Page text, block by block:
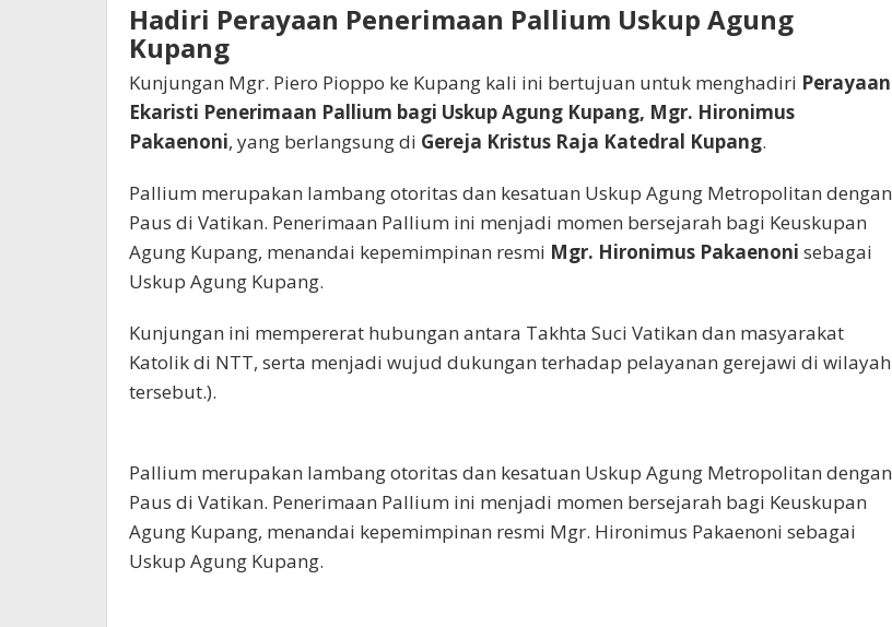
Hadiri Perayaan Penerimaan Pallium Uskup Agung
Kupang
Kunjungan Mgr. Piero Pioppo ke Kupang kali ini bertujuan untuk menghadiri Perayaan
Ekaristi Penerimaan Pallium bagi Uskup Agung Kupang, Mgr. Hironimus
Pakaenoni, yang berlangsung di Gereja Kristus Raja Katedral Kupang.
Pallium merupakan lambang otoritas dan kesatuan Uskup Agung Metropolitan dengan
Paus di Vatikan. Penerimaan Pallium ini menjadi momen bersejarah bagi Keuskupan
Agung Kupang, menandai kepemimpinan resmi Mgr. Hironimus Pakaenoni sebagai
Uskup Agung Kupang.
Kunjungan ini mempererat hubungan antara Takhta Suci Vatikan dan masyarakat
Katolik di NTT, serta menjadi wujud dukungan terhadap pelayanan gerejawi di wilayah
tersebut.).
Pallium merupakan lambang otoritas dan kesatuan Uskup Agung Metropolitan dengan
Paus di Vatikan. Penerimaan Pallium ini menjadi momen bersejarah bagi Keuskupan
Agung Kupang, menandai kepemimpinan resmi Mgr. Hironimus Pakaenoni sebagai
Uskup Agung Kupang.